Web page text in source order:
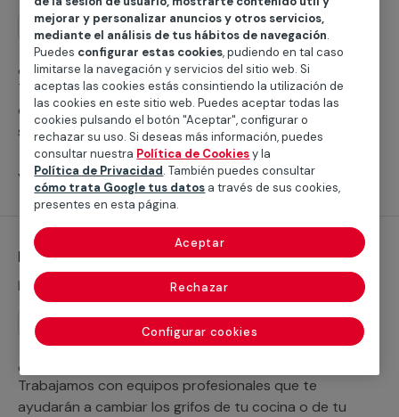
Instalación
¿Buscas ayuda para instalar un plato de ducha?
Trabajamos con servicios cualificados profesionales
que te ayudarán a cubrir cualquier necesidad para
sustituir tu bañera por un plato de ducha o realizar la
nueva instalación de un plato de ducha.
Ver servicios
Instalación de grifería
Desde 43,45 €
Instalación
¿Necesitas ayuda para la instalación de tus grifos?
Trabajamos con equipos profesionales que te
ayudarán a cambiar los grifos de tu cocina o de tu
mejorar y personalizar anuncios y otros servicios,
mediante el análisis de tus hábitos de navegación.
Puedes configurar estas cookies, pudiendo en tal caso
limitarse la navegación y servicios del sitio web. Si
aceptas las cookies estás consintiendo la utilización de
las cookies en este sitio web. Puedes aceptar todas las
cookies pulsando el botón "Aceptar", configurar o
rechazar su uso. Si deseas más información, puedes
consultar nuestra Política de Cookiesy la
Política de Privacidad. También puedes consultar
cómo trata Google tus datos a través de sus cookies,
presentes en esta página.
Configurar cookies
Rechazar
Aceptar